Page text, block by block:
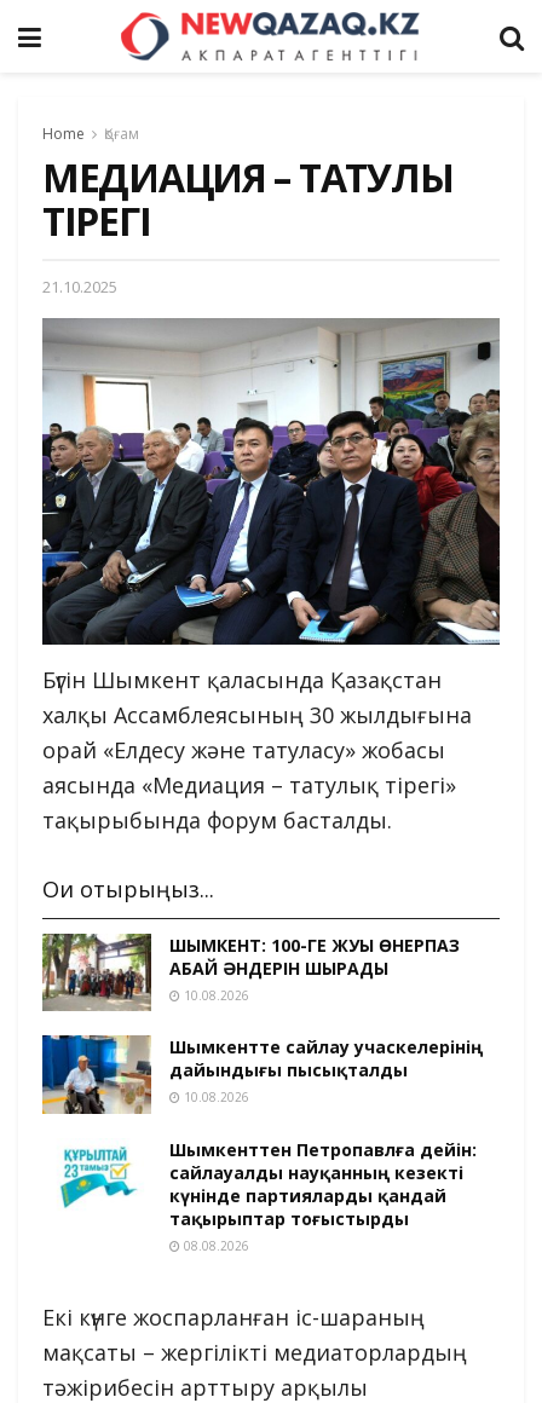
Home Қоғам
МЕДИАЦИЯ – ТАТУЛЫҚ
ТІРЕГІ
21.10.2025
Бүгін Шымкент қаласында Қазақстан
халқы Ассамблеясының 30 жылдығына
орай «Елдесу және татуласу» жобасы
аясында «Медиация – татулық тірегі»
тақырыбында форум басталды.
Оқи отырыңыз...
ШЫМКЕНТ: 100-ГЕ ЖУЫҚ ӨНЕРПАЗ
АБАЙ ӘНДЕРІН ШЫРҚАДЫ
10.08.2026
Шымкентте сайлау учаскелерінің
дайындығы пысықталды
10.08.2026
Шымкенттен Петропавлға дейін:
сайлауалды науқанның кезекті
күнінде партияларды қандай
тақырыптар тоғыстырды
08.08.2026
Екі күнге жоспарланған іс-шараның
мақсаты – жергілікті медиаторлардың
тәжірибесін арттыру арқылы